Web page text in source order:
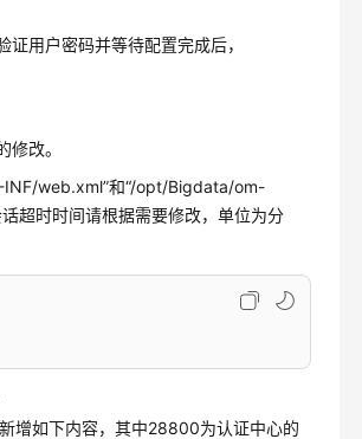
证用户密码并等待配置完成后，
改。
web.xml”和“/opt/Bigdata/om-
超时时间请根据需要修改，单位为分
增如下内容，其中28800为认证中心的